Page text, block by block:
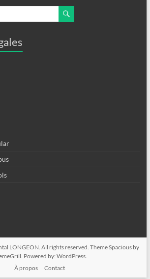
LONGEON. All rights reserved. ThemeSpaciousby
Powered by:WordPress.
À propos
Contact